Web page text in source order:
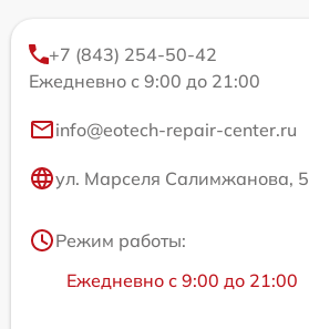
+7 (843) 254-50-42
Ежедневно с 9:00 до 21:00
info@eotech-repair-center.ru
ул. Марселя Салимжанова, 5
Режим работы:
Ежедневно с 9:00 до 21:00